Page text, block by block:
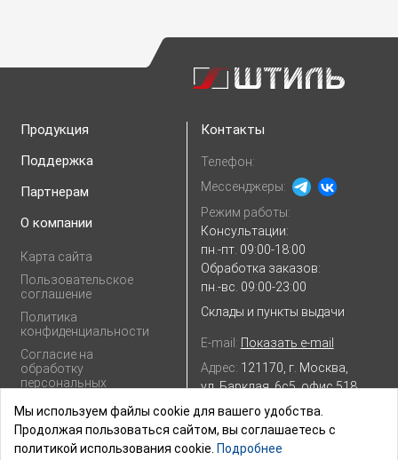
Продукция
Поддержка
Партнерам
О компании
Карта сайта
Пользовательское
соглашение
Политика
конфиденциальности
Согласие на
обработку
персональных
Контакты
Телефон:
Мессенджеры:
Режим работы:
Консультации:
пн.-пт. 09:00-18:00
Обработка заказов:
пн.-вс. 09:00-23:00
Склады и пункты выдачи
E-mail: Показать e-mail
Адрес: 121170, г. Москва,
ул. Барклая, 6с5, офис 518
Посмотреть наЯндекс.картах
Мы используем файлы cookie для вашего удобства.
Продолжая пользоваться сайтом, вы соглашаетесь с
политикой использования cookie. Подробнее